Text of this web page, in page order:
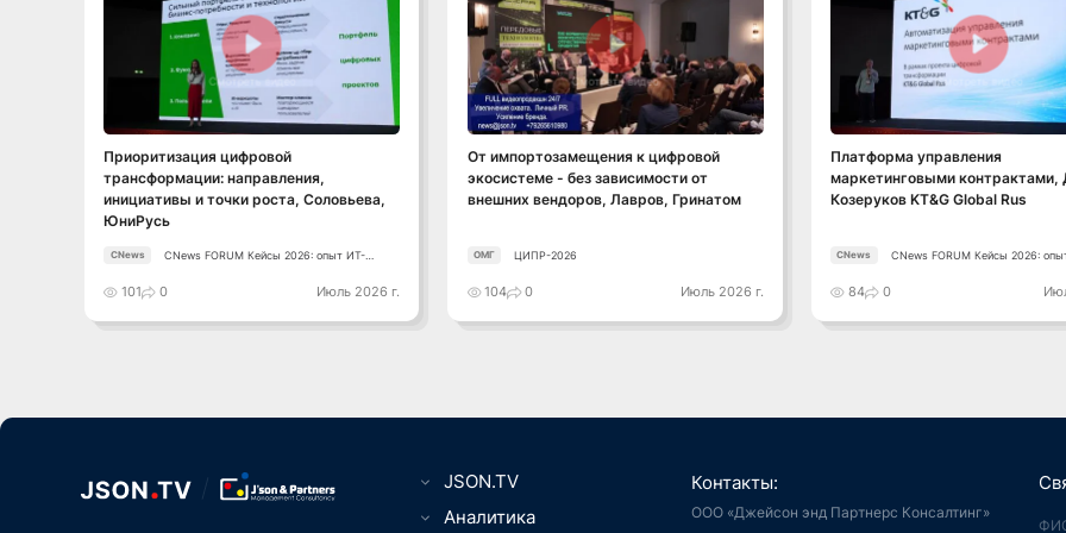
Смотреть видео
Приоритизация цифровой
трансформации: направления,
инициативы и точки роста, Соловьева,
ЮниРусь
CNews
CNews FORUM Кейсы 2026: опыт ИТ-
101 0 Июль 2026 г.
Смотреть видео
От импортозамещения к цифровой
экосистеме - без зависимости от
внешних вендоров, Лавров, Гринатом
ОМГ ЦИПР-2026
104 0 Июль 2026 г.
Смотреть видео
Платформа управления
маркетинговыми контрактами,
Козеруков KT&G Global Rus
CNews
CNews FORUM Кейсы 2026:
84 0
JSON.TV
Цифровизация, Интернет
Аналитика
Контакты:
ООО «Джейсон энд Партнерс Консалтинг»